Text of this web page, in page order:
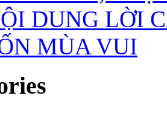
DUNG LỜI
MÙA VUI